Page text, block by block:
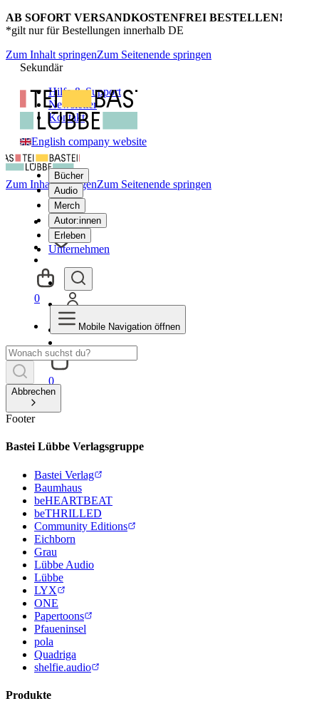
AB SOFORT VERSANDKOSTENFREI BESTELLEN!
*gilt nur für Bestellungen innerhalb DE
Zum Inhalt springenZum Seitenende springen
Sekundär
Hilfe & Support
Newsletter
Kontakt
English company website
Bücher
Audio
Merch
Autor:innen
Erleben
Unternehmen
0
Zum Inhalt springenZum Seitenende springen
0
Mobile Navigation öffnen
Abbrechen
Footer
Bastei Lübbe Verlagsgruppe
Bastei Verlag
Baumhaus
beHEARTBEAT
beTHRILLED
Community Editions
Eichborn
Grau
Lübbe Audio
Lübbe
LYX
ONE
Papertoons
Pfaueninsel
pola
Quadriga
shelfie.audio
Produkte